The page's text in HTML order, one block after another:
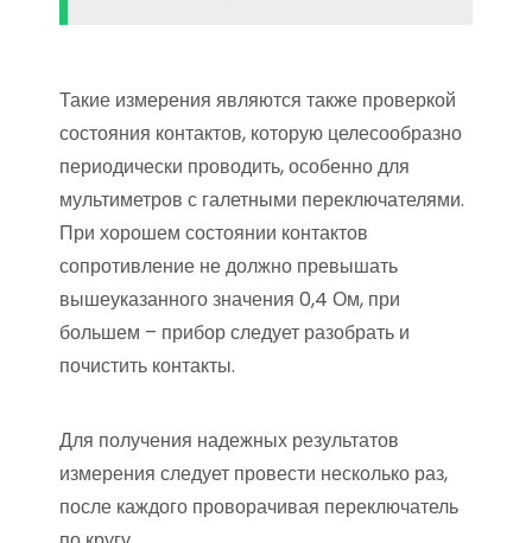
Такие измерения являются также проверкой
состояния контактов, которую целесообразно
периодически проводить, особенно для
мультиметров с галетными переключателями.
При хорошем состоянии контактов
сопротивление не должно превышать
вышеуказанного значения 0,4 Ом, при
большем – прибор следует разобрать и
почистить контакты.
Для получения надежных результатов
измерения следует провести несколько раз,
после каждого проворачивая переключатель